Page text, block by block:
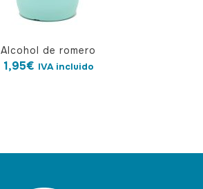
Alcohol de romero
1,95€ IVA incluido